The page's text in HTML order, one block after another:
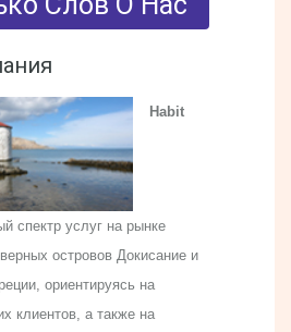
Habit
спектр услуг на рынке
островов Докисание и
ориентируясь на
клиентов, а также на